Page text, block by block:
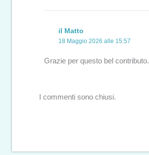
il Matto
18 Maggio 2026 alle 15:57
Grazie per questo bel contributo.
I commenti sono chiusi.